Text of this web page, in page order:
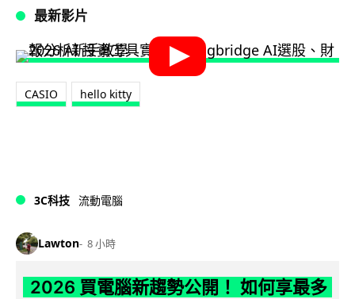
最新影片
CASIO hello kitty
3C科技 流動電腦
Lawton 8 小時
2026 買電腦新趨勢公開！ 如何享最多